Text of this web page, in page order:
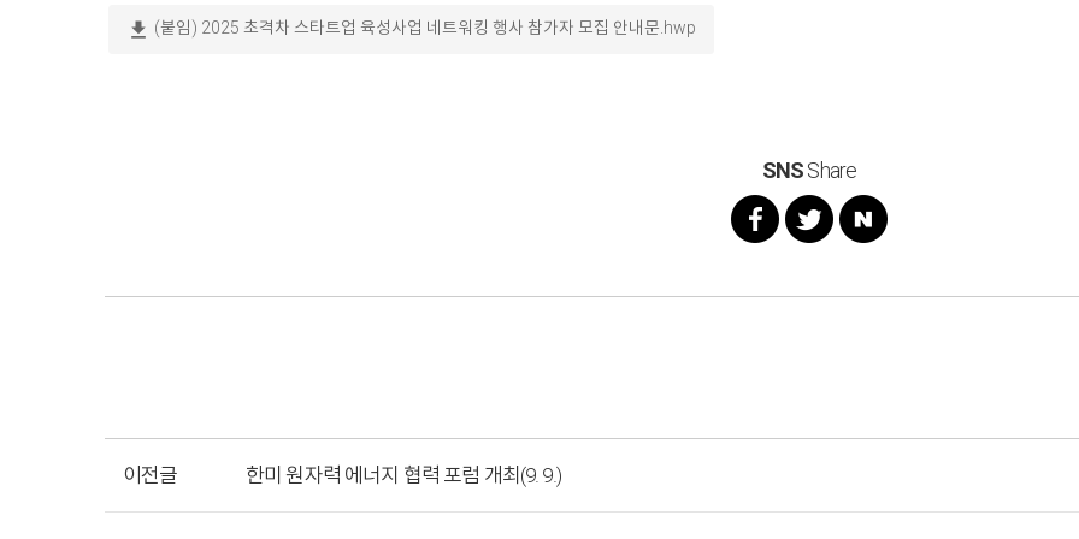
download (붙임) 2025 초격차 스타트업 육성사업 네트워킹 행사 참가자 모집 안내문.hwp
SNSShare
이전글 한미 원자력 에너지 협력 포럼 개최(9. 9.)